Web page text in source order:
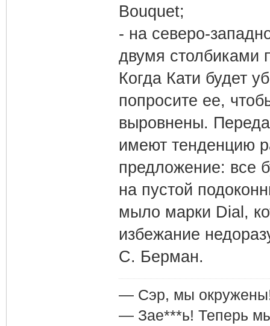
Bouquet;
- на северо-
двумя столбиками
Когда Кати будет
попросите ее,
выровнены.
имеют тенденцию
предложение: все
на пустой
мыло марки Dial,
избежание
С. Берман.
— Сэр, мы
— Зае***ь! Теперь